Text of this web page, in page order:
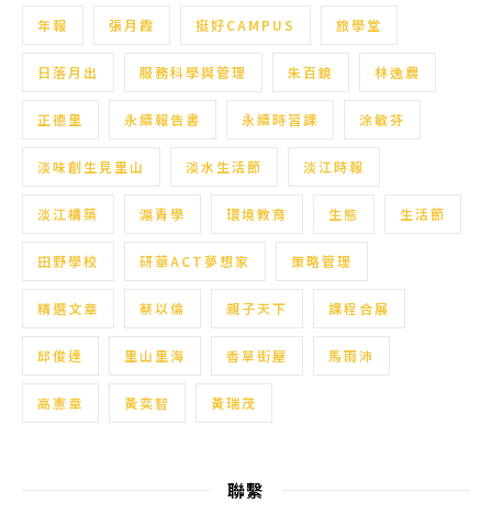
年報 張月霞 挺好CAMPUS 旅學堂
日落月出 服務科學與管理 朱百鏡 林逸農
正德里 永續報告書 永續時習課 涂敏芬
淡味創生見里山 淡水生活節 淡江時報
淡江構築 滬青學 環境教育 生態 生活節
田野學校 研華ACT夢想家 策略管理
精選文章 蔡以倫 親子天下 課程合展
邱俊達 里山里海 香草街屋 馬雨沛
高憲章 黃奕智 黃瑞茂
聯繫